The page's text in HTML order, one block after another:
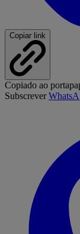
Copiar link
Copiado ao
Subscrever